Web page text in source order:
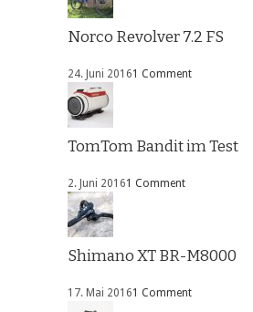
Norco Revolver 7.2 FS
24. Juni 20161 Comment
TomTom Bandit im Test
2. Juni 20161 Comment
Shimano XT BR-M8000
17. Mai 20161 Comment